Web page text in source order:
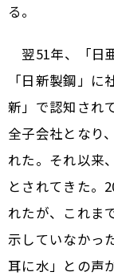
る。
翌51年、「日
「日新製鋼」
新」で認知され
全子会社となり
れた。それ以来
とされてきた。
れたが、これま
示していなかっ
耳に水」との声